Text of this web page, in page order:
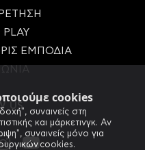
cookies
συναινείς στη
και μάρκετινγκ. Αν
συναινείς μόνο για
cookies.
PLAY
ΕΜΠΟΔΙΑ
US